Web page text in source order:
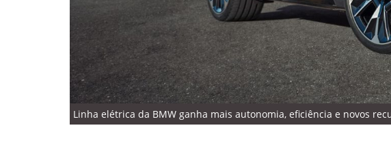
Linha elétrica da BMW ganha mais autonomia, eficiência e novos